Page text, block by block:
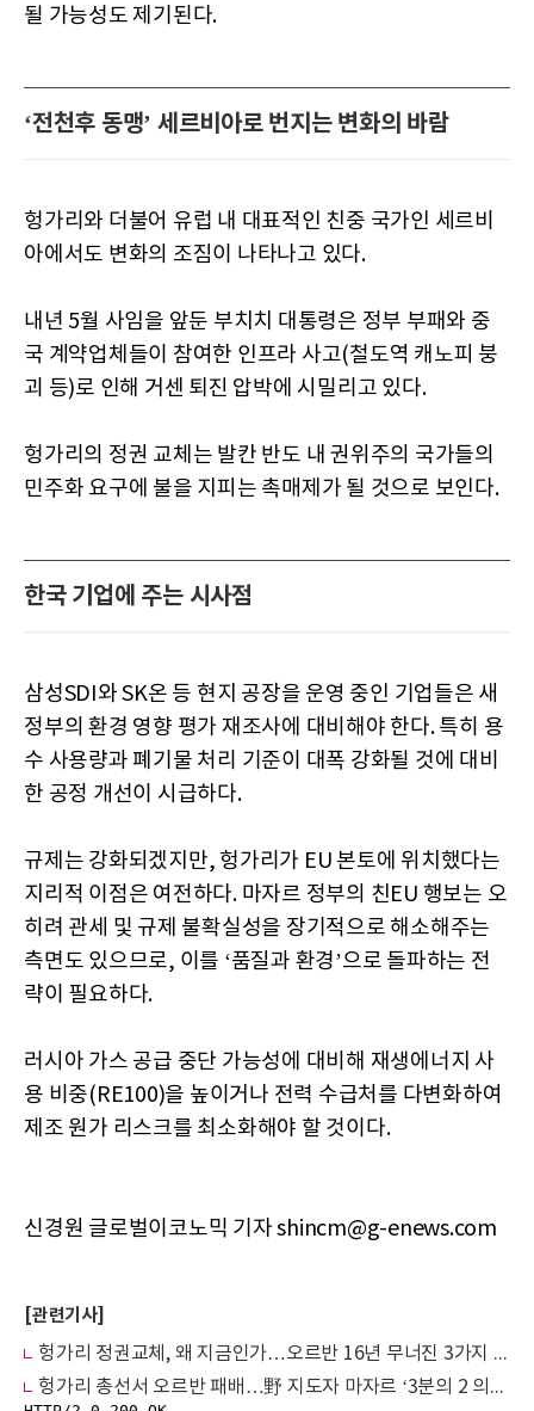
될 가능성도 제기된다.
‘전천후 동맹’ 세르비아로 번지는 변화의 바람
헝가리와 더불어 유럽 내 대표적인 친중 국가인 세르비
아에서도 변화의 조짐이 나타나고 있다.
내년 5월 사임을 앞둔 부치치 대통령은 정부 부패와 중
국 계약업체들이 참여한 인프라 사고(철도역 캐노피 붕
괴 등)로 인해 거센 퇴진 압박에 시밀리고 있다.
헝가리의 정권 교체는 발칸 반도 내 권위주의 국가들의
민주화 요구에 불을 지피는 촉매제가 될 것으로 보인다.
한국 기업에 주는 시사점
삼성SDI와 SK온 등 현지 공장을 운영 중인 기업들은 새
정부의 환경 영향 평가 재조사에 대비해야 한다. 특히 용
수 사용량과 폐기물 처리 기준이 대폭 강화될 것에 대비
한 공정 개선이 시급하다.
규제는 강화되겠지만, 헝가리가 EU 본토에 위치했다는
지리적 이점은 여전하다. 마자르 정부의 친EU 행보는 오
히려 관세 및 규제 불확실성을 장기적으로 해소해주는
측면도 있으므로, 이를 ‘품질과 환경’으로 돌파하는 전
략이 필요하다.
러시아 가스 공급 중단 가능성에 대비해 재생에너지 사
용 비중(RE100)을 높이거나 전력 수급처를 다변화하여
제조 원가 리스크를 최소화해야 할 것이다.
신경원 글로벌이코노믹 기자 shincm@g-enews.com
[관련기사]
헝가리 정권교체, 왜 지금인가…오르반 16년 무너진 3가지 이유
헝가리 총선서 오르반 패배…野 지도자 마자르 ‘3분의 2 의석’ 압승